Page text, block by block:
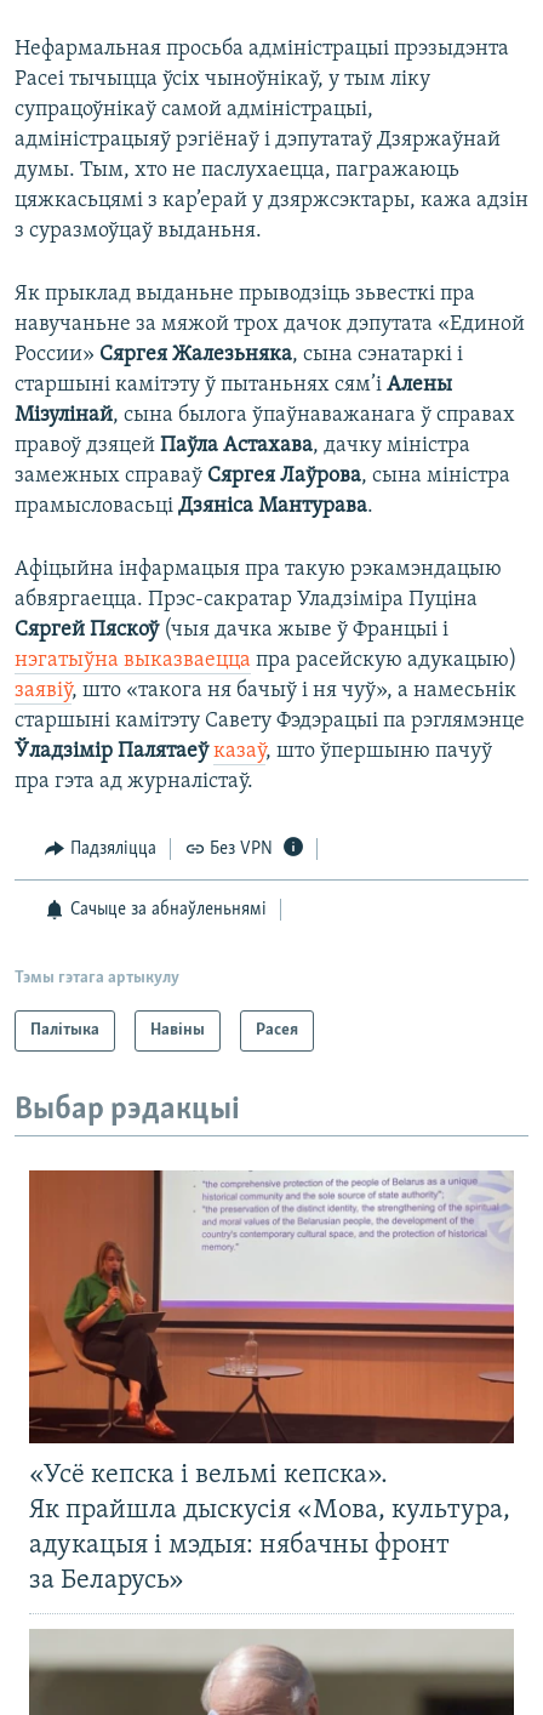
Нефармальная просьба адміністрацыі прэзыдэнта
Расеі тычыцца ўсіх чыноўнікаў, у тым ліку
супрацоўнікаў самой адміністрацыі,
адміністрацыяў рэгіёнаў і дэпутатаў Дзяржаўнай
думы. Тым, хто не паслухаецца, пагражаюць
цяжкасьцямі з кар’ерай у дзяржсэктары, кажа адзін
з суразмоўцаў выданьня.
Як прыклад выданьне прыводзіць зьвесткі пра
навучаньне за мяжой трох дачок дэпутата «Единой
России» Сяргея Жалезьняка, сына сэнатаркі і
старшыні камітэту ў пытаньнях сям’і Алены
Мізулінай, сына былога ўпаўнаважанага ў справах
правоў дзяцей Паўла Астахава, дачку міністра
замежных справаў Сяргея Лаўрова, сына міністра
прамысловасьці Дзяніса Мантурава.
Афіцыйна інфармацыя пра такую рэкамэндацыю
абвяргаецца. Прэс-сакратар Уладзіміра Пуціна
Сяргей Пяскоў(чыя дачка жыве ў Францыі і
нэгатыўна выказваецца пра расейскую адукацыю)
заявіў, што «такога ня бачыў і ня чуў», а намесьнік
старшыні камітэту Савету Фэдэрацыі па рэглямэнце
Ўладзімір Палятаеўказаў, што ўпершыню пачуў
пра гэта ад журналістаў.
Падзяліцца Без VPN
Сачыце за абнаўленьнямі
Тэмы гэтага артыкулу
Палітыка Навіны Расея
Выбар рэдакцыі
«Усё кепска і вельмі кепска».
Як прайшла дыскусія «Мова, культура,
адукацыя і мэдыя: нябачны фронт
за Беларусь»